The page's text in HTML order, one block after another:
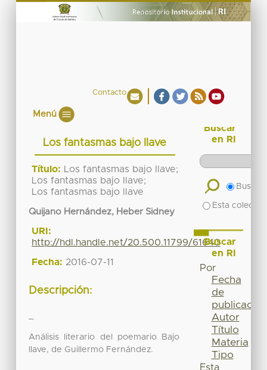
Contacto
Menú
Los fantasmas bajo llave
Título: Los fantasmas bajo llave;
Los fantasmas bajo llave;
Los fantasmas bajo llave
Quijano Hernández, Heber Sidney
URI:
http://hdl.handle.net/20.500.11799/61640
Fecha: 2016-07-11
Descripción:
Análisis literario del poemario Bajo
llave, de Guillermo Fernández.
Buscar
en RI
Buscar
Esta
Buscar
en RI
Por
Fecha
de
publicación
Autor
Título
Materia
Tipo
Esta